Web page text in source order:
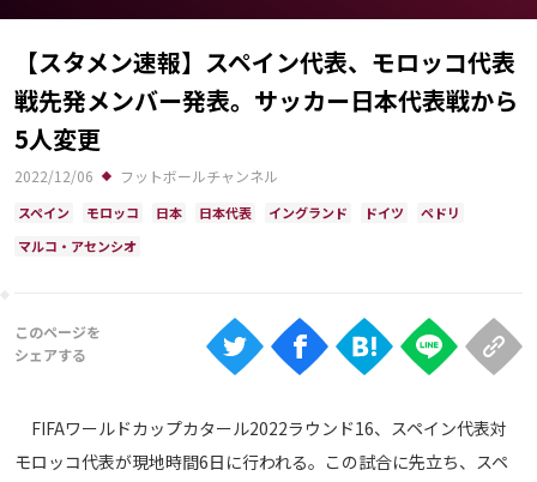
Schedule
ランキング
Ranking
大会について
About
iOS Apps
Android
【スタメン速報】スペイン代表、モロッコ代表
戦先発メンバー発表。サッカー日本代表戦から
5人変更
2022/12/06 フットボールチャンネル
スペイン モロッコ 日本 日本代表 イングランド ドイツ
ペドリ
マルコ・アセンシオ
FIFAワールドカップカタール2022ラウンド16、スペイン代表対
モロッコ代表が現地時間6日に行われる。この試合に先立ち、スペ